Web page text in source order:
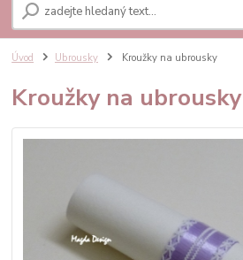
Úvod Ubrousky Kroužky na ubrousky
Kroužky na ubrousky